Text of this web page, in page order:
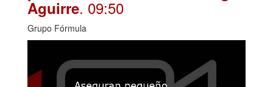
Aguirre. 09:50
Grupo Fórmula